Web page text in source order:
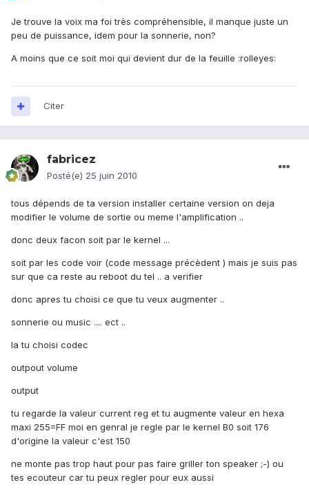
Je trouve la voix ma foi très compréhensible, il manque juste un
peu de puissance, idem pour la sonnerie, non?
A moins que ce soit moi qui devient dur de la feuille :rolleyes:
Citer
fabricez
Posté(e) 25 juin 2010
tous dépends de ta version installer certaine version on deja
modifier le volume de sortie ou meme l'amplification ..
donc deux facon soit par le kernel ...
soit par les code voir (code message précèdent ) mais je suis pas
sur que ca reste au reboot du tel .. a verifier
donc apres tu choisi ce que tu veux augmenter ..
sonnerie ou music .... ect ..
la tu choisi codec
outpout volume
output
tu regarde la valeur current reg et tu augmente valeur en hexa
maxi 255=FF moi en genral je regle par le kernel B0 soit 176
d'origine la valeur c'est 150
ne monte pas trop haut pour pas faire griller ton speaker ;-) ou
tes ecouteur car tu peux regler pour eux aussi